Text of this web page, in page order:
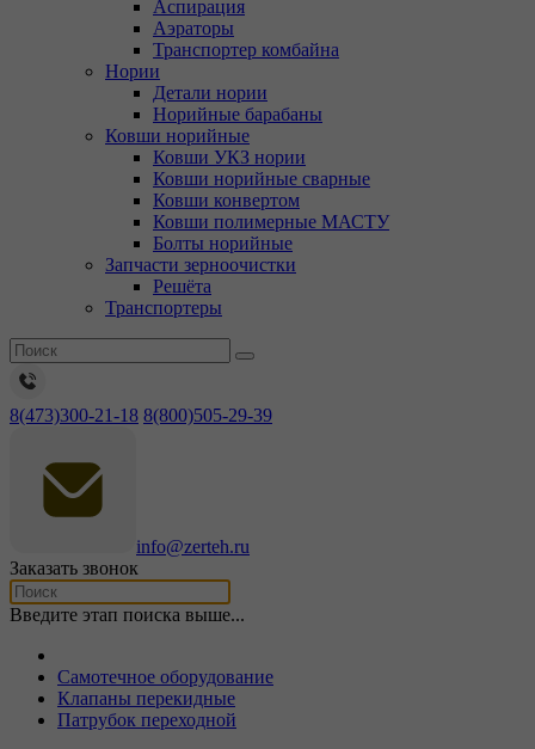
Аспирация
Аэраторы
Транспортер комбайна
Нории
Детали нории
Норийные барабаны
Ковши норийные
Ковши УКЗ нории
Ковши норийные сварные
Ковши конвертом
Ковши полимерные МАСТУ
Болты норийные
Запчасти зерноочистки
Решёта
Транспортеры
8(473)300-21-18 8(800)505-29-39
info@zerteh.ru
Заказать звонок
Введите этап поиска выше...
Самотечное оборудование
Клапаны перекидные
Патрубок переходной